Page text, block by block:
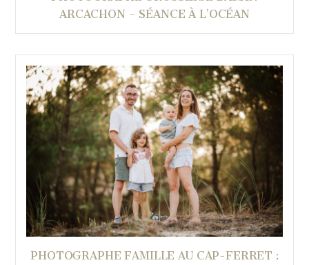
ARCACHON – SÉANCE À L’OCÉAN
PHOTOGRAPHE FAMILLE AU CAP-FERRET :